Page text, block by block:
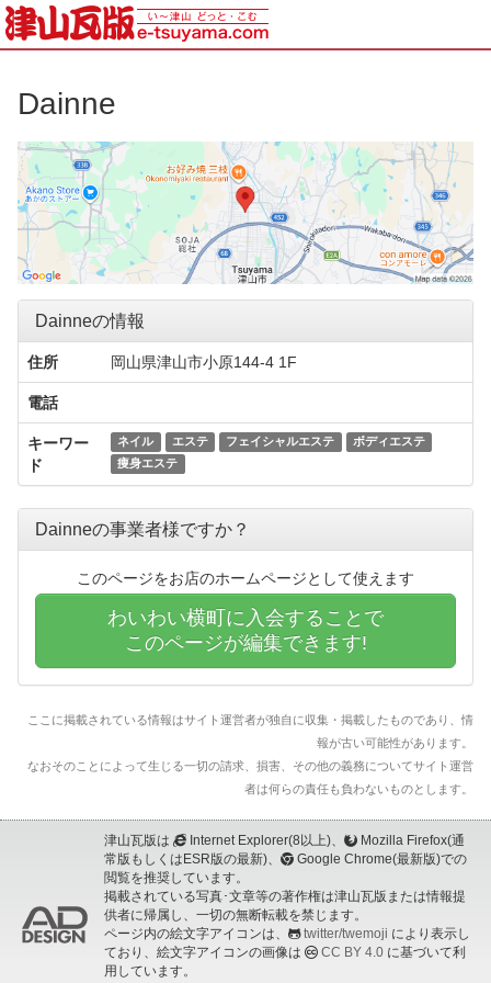
Dainne
Dainneの情報
住所 岡山県津山市小原144-4 1F
電話
キーワー
ド
ネイル エステ フェイシャルエステ
ボディエステ
痩身エステ
Dainneの事業者様ですか？
このページをお店のホームページとして使えます
わいわい横町に入会することで
このページが編集できます!
ここに掲載されている情報はサイト運営者が独自に収集・掲載したものであり、情
報が古い可能性があります。
なおそのことによって生じる一切の請求、損害、その他の義務についてサイト運営
者は何らの責任も負わないものとします。
津山瓦版は Internet Explorer(8以上)、
Mozilla Firefox(通
常版もしくはESR版の最新)、
Google Chrome(最新版)での
閲覧を推奨しています。
掲載されている写真･文章等の著作権は津山瓦版または情報提
供者に帰属し、一切の無断転載を禁じます。
ページ内の絵文字アイコンは、
twitter/twemoji により表示し
ており、絵文字アイコンの画像は
CC BY 4.0 に基づいて利
用しています。